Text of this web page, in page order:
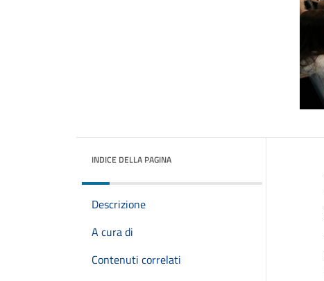
INDICE DELLA PAGINA
Descrizione
A cura di
Contenuti correlati